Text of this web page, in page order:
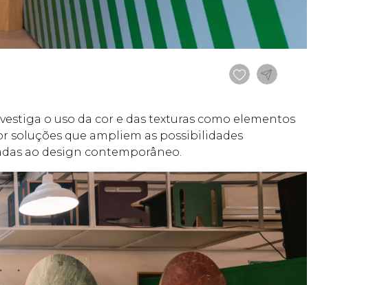
o uso da cor e das texturas como elementos
soluções que ampliem as possibilidades
ao design contemporâneo.